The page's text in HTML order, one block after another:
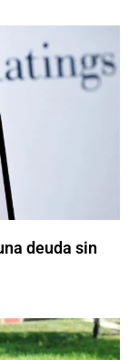
deuda sin